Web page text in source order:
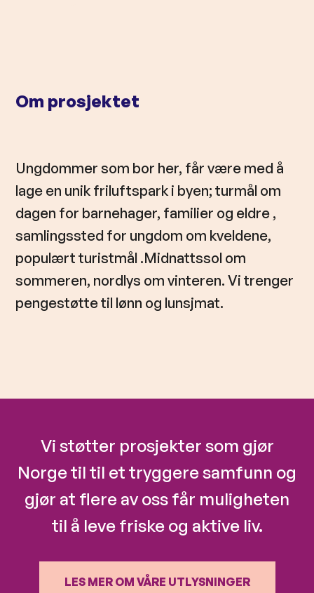
Om prosjektet
Ungdommer som bor her, får være med å
lage en unik friluftspark i byen; turmål om
dagen for barnehager, familier og eldre ,
samlingssted for ungdom om kveldene,
populært turistmål .Midnattssol om
sommeren, nordlys om vinteren. Vi trenger
pengestøtte til lønn og lunsjmat.
Vi støtter prosjekter som gjør
Norge til til et tryggere samfunn og
gjør at flere av oss får muligheten
til å leve friske og aktive liv.
LES MER OM VÅRE UTLYSNINGER